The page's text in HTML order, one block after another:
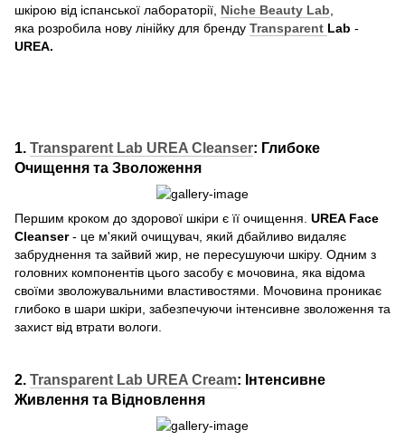
шкірою від іспанської лабораторії, Niche Beauty Lab
яка розробила нову лінійку для бренду Transparent Lab -
UREA.
1. Transparent Lab UREA Cleanser: Глибоке
Очищення та Зволоження
Першим кроком до здорової шкіри є її очищення. UREA Face
Cleanser- це м'який очищувач, який дбайливо видаляє
забруднення та зайвий жир, не пересушуючи шкіру. Одним з
головних компонентів цього засобу є мочовина, яка відома
своїми зволожувальними властивостями. Мочовина проникає
глибоко в шари шкіри, забезпечуючи інтенсивне зволоження та
захист від втрати вологи.
2. Transparent Lab UREA Cream: Інтенсивне
Живлення та Відновлення